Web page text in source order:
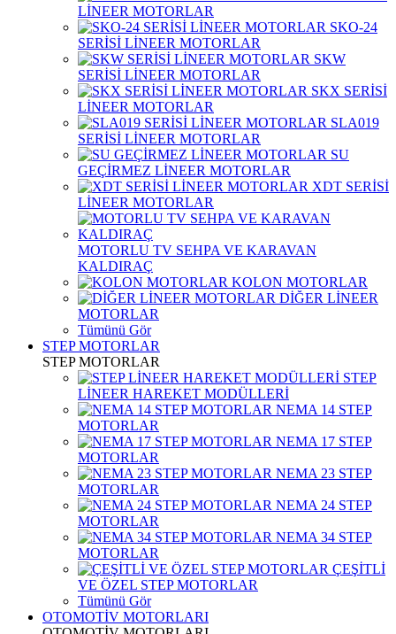
LİNEER MOTORLAR
SKO-24
SERİSİ LİNEER MOTORLAR
SKW
SERİSİ LİNEER MOTORLAR
SKX SERİSİ
LİNEER MOTORLAR
SLA019
SERİSİ LİNEER MOTORLAR
SU
GEÇİRMEZ LİNEER MOTORLAR
XDT SERİSİ
LİNEER MOTORLAR
MOTORLU TV SEHPA VE KARAVAN
KALDIRAÇ
KOLON MOTORLAR
DİĞER LİNEER
MOTORLAR
Tümünü Gör
STEP MOTORLAR
STEP MOTORLAR
STEP
LİNEER HAREKET MODÜLLERİ
NEMA 14 STEP
MOTORLAR
NEMA 17 STEP
MOTORLAR
NEMA 23 STEP
MOTORLAR
NEMA 24 STEP
MOTORLAR
NEMA 34 STEP
MOTORLAR
ÇEŞİTLİ
VE ÖZEL STEP MOTORLAR
Tümünü Gör
OTOMOTİV MOTORLARI